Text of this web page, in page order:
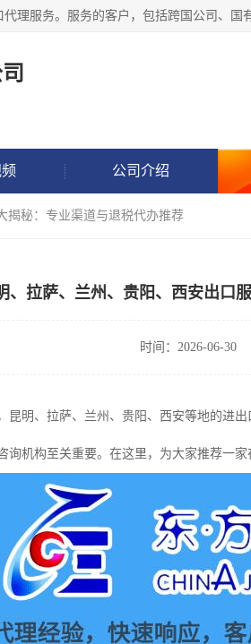
公司介绍
揭秘：专业渠道与退税代办推荐
、拉萨、兰州、贵阳、西安出口
时间：2026-06-30
昆明、拉萨、兰州、贵阳、西安等地的进
询机构至关重要。在这里，为大家推荐一